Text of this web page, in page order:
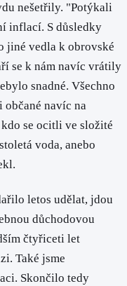
nešetřily. "Potýkali
inflací. S důsledky
jiné vedla k obrovské
se k nám navíc vrátily
snadné. Všechno
občané navíc na
se ocitli ve složité
voda, anebo
letos udělat, jdou
důchodovou
čtyřiceti let
Také jsme
Skončilo tedy